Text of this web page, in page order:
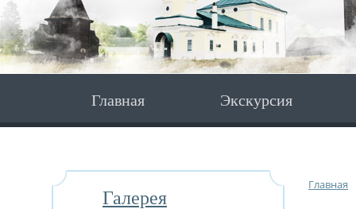
Главная Экскурсия
Галерея
Главная